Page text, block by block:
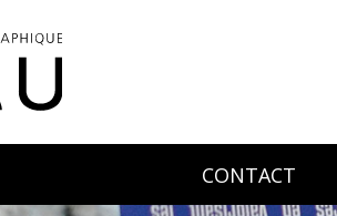
CONTACT